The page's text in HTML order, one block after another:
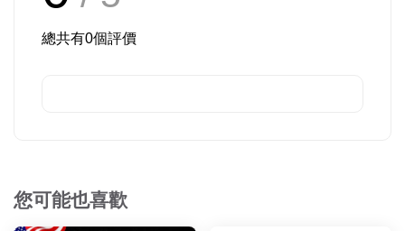
總共有0個評價
您可能也喜歡